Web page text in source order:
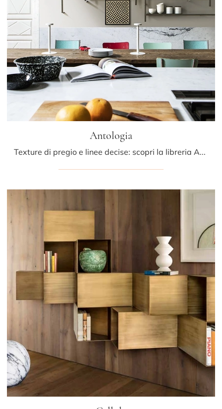
Antologia
Texture di pregio e linee decise: scopri la libreria Antologia di Mogg tra le più esclusive Librerie design a muro.